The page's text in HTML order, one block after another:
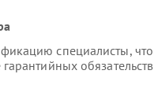
специалисты, что
обязательств